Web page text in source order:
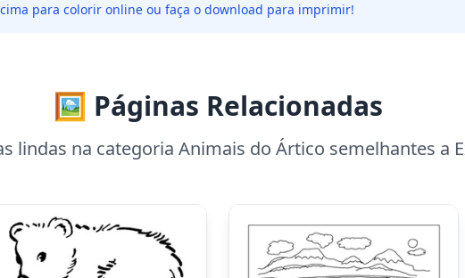
para colorir online ou faça o download para imprimir!
🖼️ Páginas Relacionadas
lindas na categoria Animais do Ártico semelhantes a